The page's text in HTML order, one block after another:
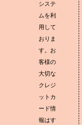
システ
ムを利
用して
おりま
す。お
客様の
大切な
クレジ
ットカ
ード情
報はす